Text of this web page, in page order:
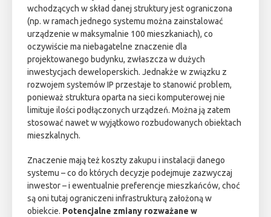
wchodzących w skład danej struktury jest ograniczona
(np. w ramach jednego systemu można zainstalować
urządzenie w maksymalnie 100 mieszkaniach), co
oczywiście ma niebagatelne znaczenie dla
projektowanego budynku, zwłaszcza w dużych
inwestycjach deweloperskich. Jednakże w związku z
rozwojem systemów IP przestaje to stanowić problem,
ponieważ struktura oparta na sieci komputerowej nie
limituje ilości podłączonych urządzeń. Można ją zatem
stosować nawet w wyjątkowo rozbudowanych obiektach
mieszkalnych.
Znaczenie mają też koszty zakupu i instalacji danego
systemu – co do których decyzje podejmuje zazwyczaj
inwestor – i ewentualnie preferencje mieszkańców, choć
są oni tutaj ograniczeni infrastrukturą założoną w
obiekcie. Potencjalne zmiany rozważane w